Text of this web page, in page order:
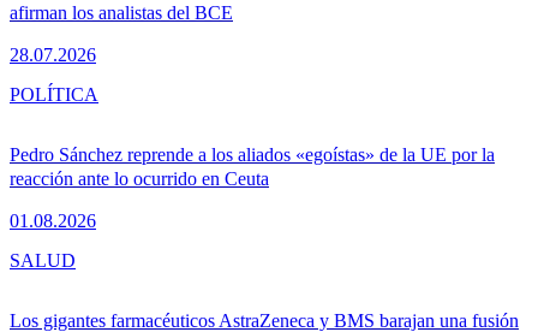
afirman los analistas del BCE
28.07.2026
Pedro Sánchez reprende a los aliados «egoístas» de la UE por la
reacción ante lo ocurrido en Ceuta
01.08.2026
POLÍTICA
Los gigantes farmacéuticos AstraZeneca y BMS barajan una fusión
SALUD